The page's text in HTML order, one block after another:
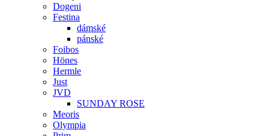
Dogeni
Festina
dámské
pánské
Foibos
Hönes
Hermle
Just
JVD
SUNDAY ROSE
Meoris
Olympia